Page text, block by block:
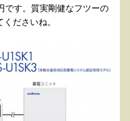
です。質実剛健なフツーの
ださいね。